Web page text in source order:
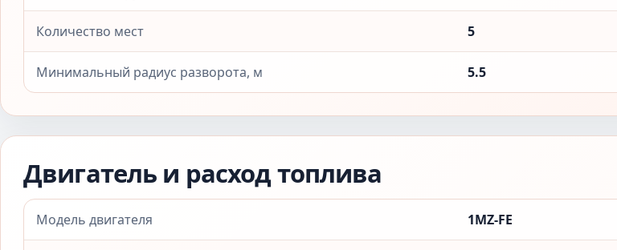
Количество мест 5
Минимальный радиус разворота, м 5.5
Двигатель и расход топлива
Модель двигателя 1MZ-FE